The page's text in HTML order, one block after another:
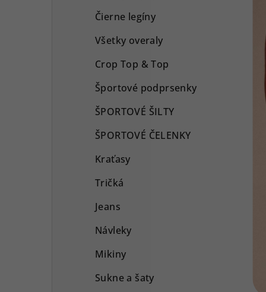
Čierne legíny
Všetky overaly
Crop Top & Top
Športové podprsenky
ŠPORTOVÉ ŠILTY
ŠPORTOVÉ ČELENKY
Kraťasy
Tričká
Jeans
Návleky
Mikiny
Sukne a šaty